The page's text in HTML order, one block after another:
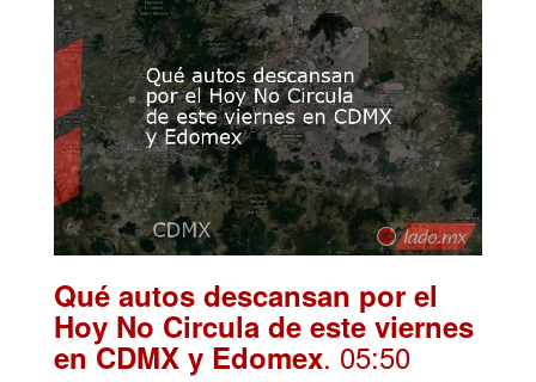
Qué autos descansan por el
Hoy No Circula de este viernes
en CDMX y Edomex. 05:50